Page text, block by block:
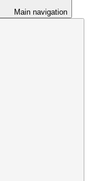
Main navigation